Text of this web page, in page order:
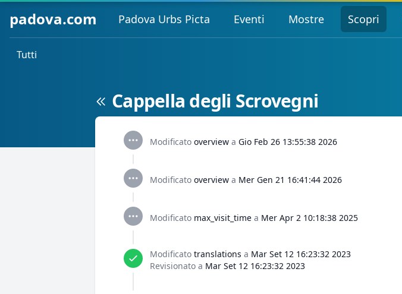
padova.com Padova Urbs Picta Eventi Mostre Scopri
Tutti
Cappella degli Scrovegni
Modificato overview a Gio Feb 26 13:55:38 2026
Modificato overview a Mer Gen 21 16:41:44 2026
Modificato max_visit_time a Mer Apr 2 10:18:38 2025
Modificato translations a Mar Set 12 16:23:32 2023
Revisionato a Mar Set 12 16:23:32 2023